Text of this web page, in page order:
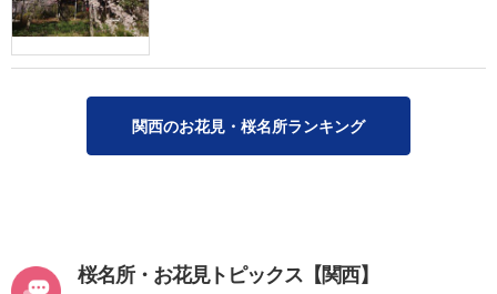
関西のお花見・桜名所ランキング
桜名所・お花見トピックス【関西】